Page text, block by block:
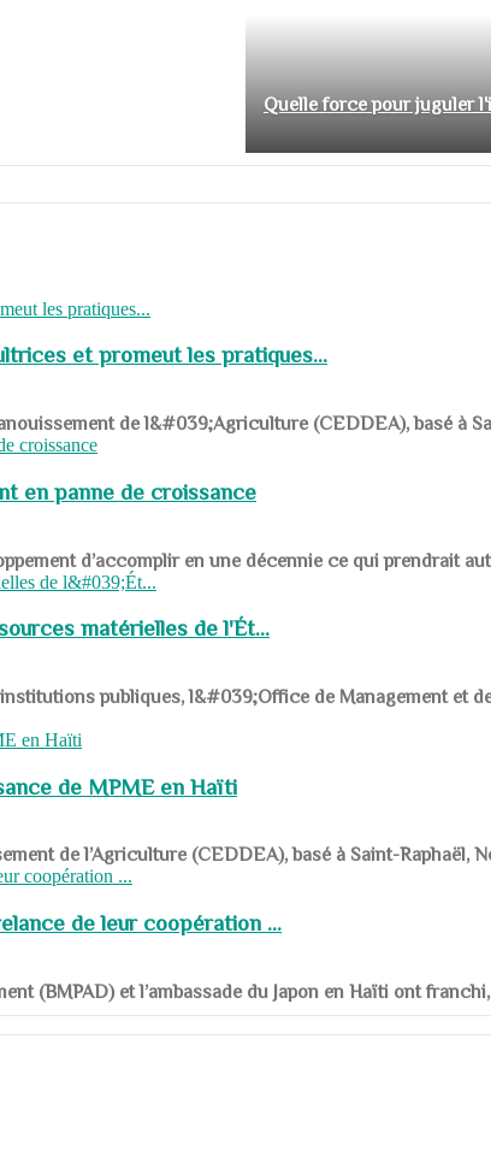
Quelle force pour juguler
et promeut les pratiques...
de l&#039;Agriculture (CEDDEA), basé à
en panne de croissance
d’accomplir en une décennie ce qui prendrait
matérielles de l'Ét...
publiques, l&#039;Office de Management et
de MPME en Haïti
de l’Agriculture (CEDDEA), basé à Saint-Raphaël,
de leur coopération ...
(BMPAD) et l’ambassade du Japon en Haïti ont